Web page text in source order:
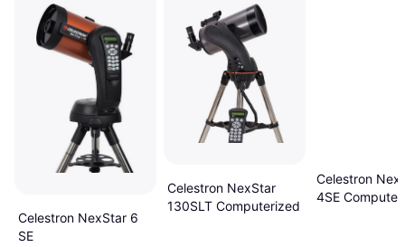
Celestron NexStar 6
SE
Celestron NexStar
130SLT Computerized
Celestron
4SE